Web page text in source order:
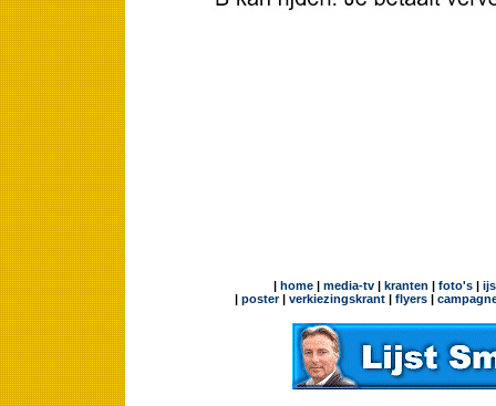
| home| media-tv| kranten | foto's|
| poster| verkiezingskrant | flyers |